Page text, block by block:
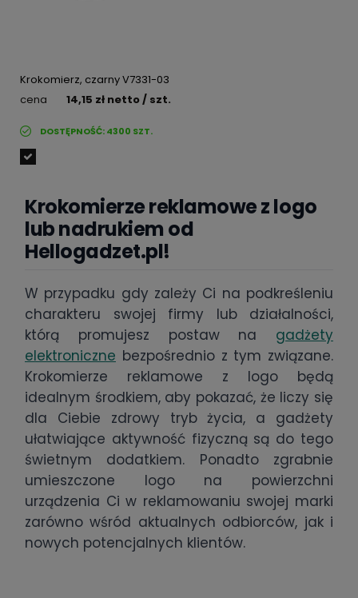
Krokomierz, czarny V7331-03
cena
14,15 zł netto/ szt.
DOSTĘPNOŚĆ:4300 SZT.
Krokomierze reklamowe z logo
lub nadrukiem od
Hellogadzet.pl!
W przypadku gdy zależy Ci na podkreśleniu
charakteru swojej firmy lub działalności,
którą promujesz postaw na gadżety
elektroniczne bezpośrednio z tym związane.
Krokomierze reklamowe z logo będą
idealnym środkiem, aby pokazać, że liczy się
dla Ciebie zdrowy tryb życia, a gadżety
ułatwiające aktywność fizyczną są do tego
świetnym dodatkiem. Ponadto zgrabnie
umieszczone logo na powierzchni
urządzenia Ci w reklamowaniu swojej marki
zarówno wśród aktualnych odbiorców, jak i
nowych potencjalnych klientów.